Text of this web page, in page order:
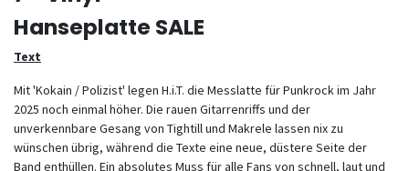
Hanseplatte SALE
Text
Mit 'Kokain / Polizist' legen H.i.T. die Messlatte für Punkrock im Jahr
2025 noch einmal höher. Die rauen Gitarrenriffs und der
unverkennbare Gesang von Tightill und Makrele lassen nix zu
wünschen übrig, während die Texte eine neue, düstere Seite der
Band enthüllen. Ein absolutes Muss für alle Fans von schnell, laut und